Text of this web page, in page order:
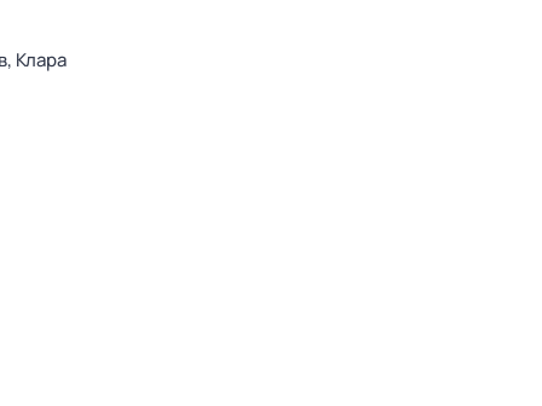
Клара